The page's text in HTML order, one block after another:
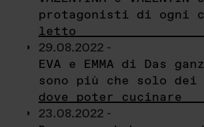
protagonisti di ogni
letto
29.08.2022 -
EVA e EMMA di Das
sono più che solo dei
dove poter cucinare
23.08.2022 -